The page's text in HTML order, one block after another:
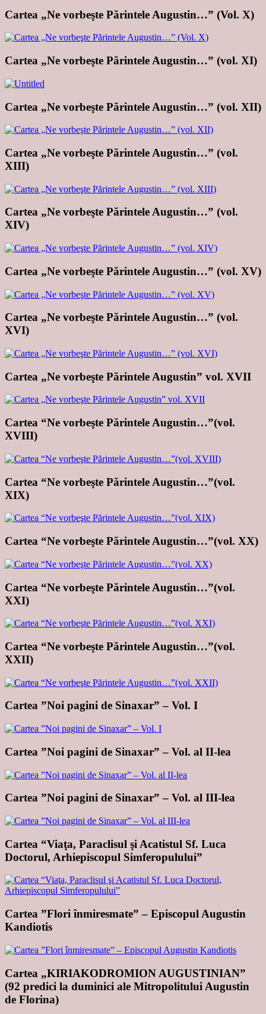
Cartea „Ne vorbeşte Părintele Augustin…” (Vol. X)
Cartea „Ne vorbeşte Părintele Augustin…” (vol. XI)
Cartea „Ne vorbeşte Părintele Augustin…” (vol. XII)
Cartea „Ne vorbeşte Părintele Augustin…” (vol.
XIII)
Cartea „Ne vorbeşte Părintele Augustin…” (vol.
XIV)
Cartea „Ne vorbeşte Părintele Augustin…” (vol. XV)
Cartea „Ne vorbeşte Părintele Augustin…” (vol.
XVI)
Cartea „Ne vorbeşte Părintele Augustin” vol. XVII
Cartea “Ne vorbeşte Părintele Augustin…”(vol.
XVIII)
Cartea “Ne vorbeşte Părintele Augustin…”(vol.
XIX)
Cartea “Ne vorbeşte Părintele Augustin…”(vol. XX)
Cartea “Ne vorbeşte Părintele Augustin…”(vol.
XXI)
Cartea “Ne vorbeşte Părintele Augustin…”(vol.
XXII)
Cartea ”Noi pagini de Sinaxar” – Vol. I
Cartea ”Noi pagini de Sinaxar” – Vol. al II-lea
Cartea ”Noi pagini de Sinaxar” – Vol. al III-lea
Cartea “Viaţa, Paraclisul şi Acatistul Sf. Luca
Doctorul, Arhiepiscopul Simferopulului”
Cartea ”Flori înmiresmate” – Episcopul Augustin
Kandiotis
Cartea „KIRIAKODROMION AUGUSTINIAN”
(92 predici la duminici ale Mitropolitului Augustin
de Florina)